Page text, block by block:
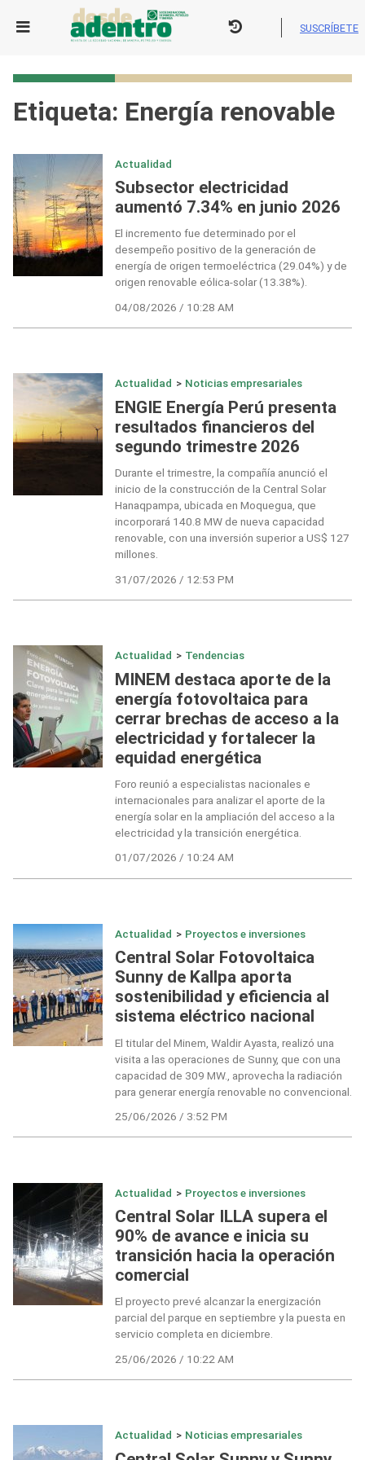
SUSCRÍBETE
Etiqueta: Energía renovable
Actualidad
Subsector electricidad
aumentó 7.34% en junio 2026
El incremento fue determinado por el
desempeño positivo de la generación de
energía de origen termoeléctrica (29.04%) y de
origen renovable eólica-solar (13.38%).
04/08/2026 / 10:28 AM
Actualidad > Noticias empresariales
ENGIE Energía Perú presenta
resultados financieros del
segundo trimestre 2026
Durante el trimestre, la compañía anunció el
inicio de la construcción de la Central Solar
Hanaqpampa, ubicada en Moquegua, que
incorporará 140.8 MW de nueva capacidad
renovable, con una inversión superior a US$ 127
millones.
31/07/2026 / 12:53 PM
Actualidad > Tendencias
MINEM destaca aporte de la
energía fotovoltaica para
cerrar brechas de acceso a la
electricidad y fortalecer la
equidad energética
Foro reunió a especialistas nacionales e
internacionales para analizar el aporte de la
energía solar en la ampliación del acceso a la
electricidad y la transición energética.
01/07/2026 / 10:24 AM
Actualidad > Proyectos e inversiones
Central Solar Fotovoltaica
Sunny de Kallpa aporta
sostenibilidad y eficiencia al
sistema eléctrico nacional
El titular del Minem, Waldir Ayasta, realizó una
visita a las operaciones de Sunny, que con una
capacidad de 309 MW., aprovecha la radiación
para generar energía renovable no convencional.
25/06/2026 / 3:52 PM
Actualidad > Proyectos e inversiones
Central Solar ILLA supera el
90% de avance e inicia su
transición hacia la operación
comercial
El proyecto prevé alcanzar la energización
parcial del parque en septiembre y la puesta en
servicio completa en diciembre.
25/06/2026 / 10:22 AM
Actualidad > Noticias empresariales